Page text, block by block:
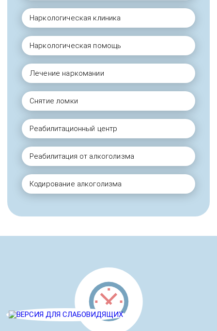
Наркологическая клиника
Наркологическая помощь
Лечение наркомании
Снятие ломки
Реабилитационный центр
Реабилитация от алкоголизма
Кодирование алкоголизма